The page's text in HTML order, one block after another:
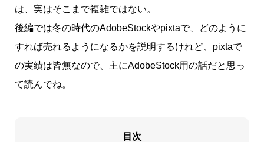
は、実はそこまで複雑ではない。
後編では冬の時代のAdobeStockやpixtaで、どのように
すれば売れるようになるかを説明するけれど、pixtaで
の実績は皆無なので、主にAdobeStock用の話だと思っ
て読んでね。
目次